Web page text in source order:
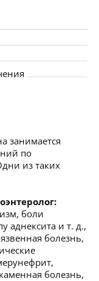
занимается
по
из таких
боли
аднексита и т. д.,
болезнь,
болезнь,